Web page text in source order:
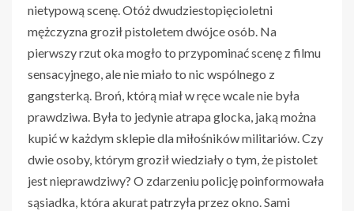
nietypową scenę. Otóż dwudziestopięcioletni
mężczyzna groził pistoletem dwójce osób. Na
pierwszy rzut oka mogło to przypominać scenę z filmu
sensacyjnego, ale nie miało to nic wspólnego z
gangsterką. Broń, którą miał w ręce wcale nie była
prawdziwa. Była to jedynie atrapa glocka, jaką można
kupić w każdym sklepie dla miłośników militariów. Czy
dwie osoby, którym groził wiedziały o tym, że pistolet
jest nieprawdziwy? O zdarzeniu policję poinformowała
sąsiadka, która akurat patrzyła przez okno. Sami